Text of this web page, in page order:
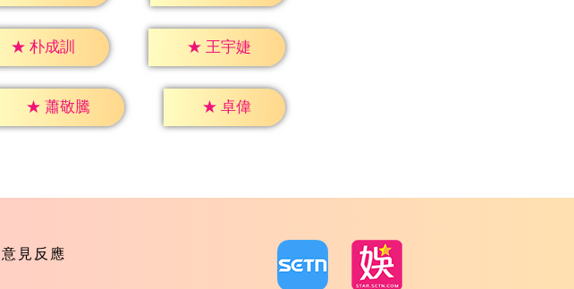
★ 朴成訓 ★ 王宇婕
★ 蕭敬騰 ★ 卓偉
意見反應